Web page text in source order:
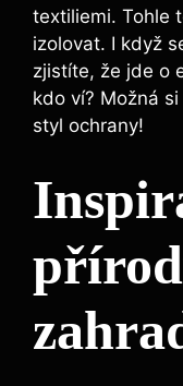
textiliemi. Tohle
izolovat. I když
zjistíte, že jde o
kdo ví? Možná
styl ochrany!